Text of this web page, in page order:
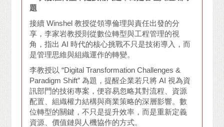
題
接續 Winshel 教授從領導倫理與責任出發的分
享，李家岩教授則從數位轉型與工程管理的視
角，指出 AI 時代的核心挑戰不只是技術導入，而
是管理思維與組織運作的轉變。
李教授以 “Digital Transformation Challenges &
Paradigm Shift” 為題，提醒企業若只將 AI 視為資
訊部門的技術專案，便容易忽略其對流程、資源
配置、組織權力結構與商業策略的深層影響。數
位轉型的關鍵，不只是提升效率，而是重新定義
資源、價值鏈與人機協作的方式。